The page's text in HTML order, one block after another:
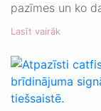
pazīmes un ko
Lasīt vairāk